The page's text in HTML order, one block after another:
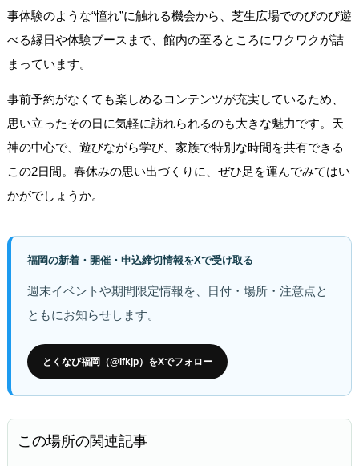
事体験のような“憧れ”に触れる機会から、芝生広場でのびのび遊
べる縁日や体験ブースまで、館内の至るところにワクワクが詰
まっています。
事前予約がなくても楽しめるコンテンツが充実しているため、
思い立ったその日に気軽に訪れられるのも大きな魅力です。天
神の中心で、遊びながら学び、家族で特別な時間を共有できる
この2日間。春休みの思い出づくりに、ぜひ足を運んでみてはい
かがでしょうか。
福岡の新着・開催・申込締切情報をXで受け取る
週末イベントや期間限定情報を、日付・場所・注意点と
ともにお知らせします。
とくなび福岡（@ifkjp）をXでフォロー
この場所の関連記事